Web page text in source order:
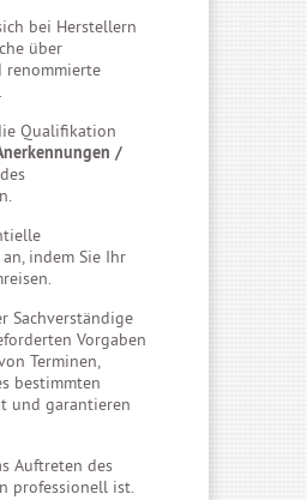
bei Herstellern
über
renommierte
Qualifikation
/
des
indem Sie Ihr
Sachverständige
Vorgaben
Terminen,
bestimmten
und garantieren
Auftreten des
professionell ist.